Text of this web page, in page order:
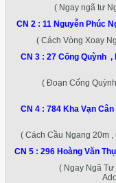
( Ngay ngã tư
CN 2 : 11 Nguyễn Phúc
( Cách Vòng Xoay
CN 3 : 27 Cống Quỳnh ,
( Đoạn Cống
CN 4 : 784 Kha Vạn
( Cách Cầu Ngang 20m
CN 5 : 296 Hoàng Văn
( Ngay Ngã